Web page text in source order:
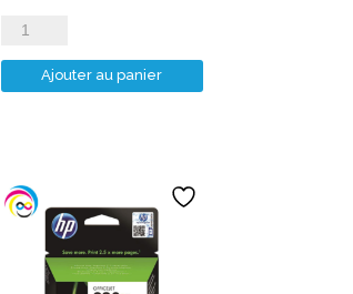
quantité
de
HP_903XLY
Ajouter au panier